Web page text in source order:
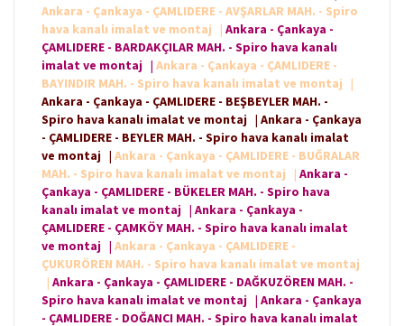
Ankara - Çankaya - ÇAMLIDERE - AVŞARLAR MAH. - Spiro
hava kanalı imalat ve montaj
| Ankara - Çankaya -
ÇAMLIDERE - BARDAKÇILAR MAH. - Spiro hava kanalı
imalat ve montaj | Ankara - Çankaya - ÇAMLIDERE -
BAYINDIR MAH. - Spiro hava kanalı imalat ve montaj
|
Ankara - Çankaya - ÇAMLIDERE - BEŞBEYLER MAH. -
Spiro hava kanalı imalat ve montaj | Ankara - Çankaya
- ÇAMLIDERE - BEYLER MAH. - Spiro hava kanalı imalat
ve montaj | Ankara - Çankaya - ÇAMLIDERE - BUĞRALAR
MAH. - Spiro hava kanalı imalat ve montaj
| Ankara -
Çankaya - ÇAMLIDERE - BÜKELER MAH. - Spiro hava
kanalı imalat ve montaj | Ankara - Çankaya -
ÇAMLIDERE - ÇAMKÖY MAH. - Spiro hava kanalı imalat
ve montaj | Ankara - Çankaya - ÇAMLIDERE -
ÇUKURÖREN MAH. - Spiro hava kanalı imalat ve montaj
| Ankara - Çankaya - ÇAMLIDERE - DAĞKUZÖREN MAH. -
Spiro hava kanalı imalat ve montaj | Ankara - Çankaya
- ÇAMLIDERE - DOĞANCI MAH. - Spiro hava kanalı imalat